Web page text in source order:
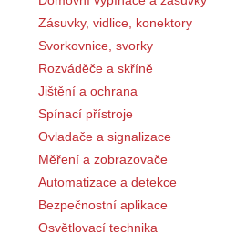
Zásuvky, vidlice, konektory
Svorkovnice, svorky
Rozváděče a skříně
Jištění a ochrana
Spínací přístroje
Ovladače a signalizace
Měření a zobrazovače
Automatizace a detekce
Bezpečnostní aplikace
Osvětlovací technika